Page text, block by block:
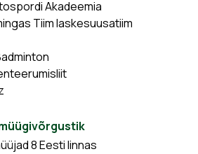
Akadeemia
Tiim laskesuusatiim
8 Eesti linnas